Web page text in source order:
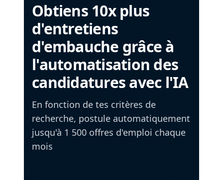
Obtiens 10x plus
d'entretiens
d'embauche grâce à
l'automatisation des
candidatures avec l'IA
En fonction de tes critères de
recherche, postule automatiquement
jusqu'à 1 500 offres d'emploi chaque
mois